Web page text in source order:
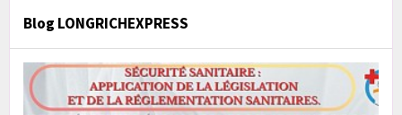
Blog LONGRICHEXPRESS